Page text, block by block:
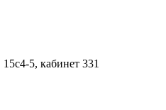
5, кабинет 331